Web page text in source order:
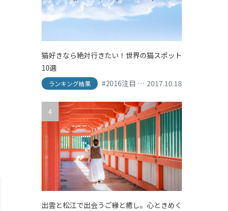
猫好きなら絶対行きたい！世界の猫スポット
10選
ランキング結果 #2016注目 #his #shopping
2017.10.18
4
出雲と松江で出会うご縁と癒し。心ときめく